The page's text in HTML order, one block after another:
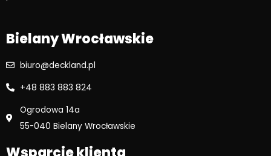
Bielany Wrocławskie
biuro@deckland.pl
+48 883 883 824
Ogrodowa 14a
55-040 Bielany Wrocławskie